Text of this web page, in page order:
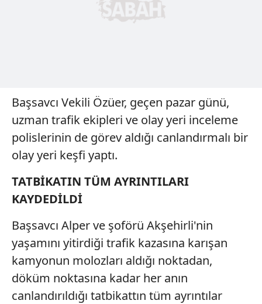
Başsavcı Vekili Özüer, geçen pazar günü,
uzman trafik ekipleri ve olay yeri inceleme
polislerinin de görev aldığı canlandırmalı bir
olay yeri keşfi yaptı.
TATBİKATIN TÜM AYRINTILARI
KAYDEDİLDİ
Başsavcı Alper ve şoförü Akşehirli'nin
yaşamını yitirdiği trafik kazasına karışan
kamyonun molozları aldığı noktadan,
döküm noktasına kadar her anın
canlandırıldığı tatbikattın tüm ayrıntılar